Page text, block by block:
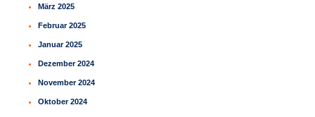
März 2025
Februar 2025
Januar 2025
Dezember 2024
November 2024
Oktober 2024